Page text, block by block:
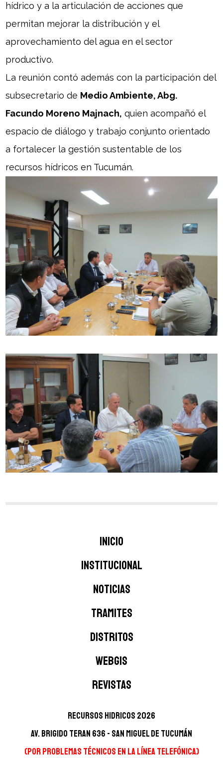
hídrico y a la articulación de acciones que
permitan mejorar la distribución y el
aprovechamiento del agua en el sector
productivo.
La reunión contó además con la participación del
subsecretario de Medio Ambiente, Abg.
Facundo Moreno Majnach, quien acompañó el
espacio de diálogo y trabajo conjunto orientado
a fortalecer la gestión sustentable de los
recursos hídricos en Tucumán.
Inicio
INSTITUCIONAL
NOTICIAS
TRAMITES
DISTRITOS
WEBGIS
Revistas
Recursos Hidricos 2026
Av. Brigido Teran 636 - San Miguel de Tucumán
(Por problemas técnicos en la línea telefónica)